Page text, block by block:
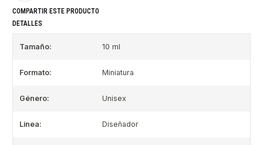
COMPARTIR ESTE PRODUCTO
DETALLES
Tamaño: 10 ml
Formato: Miniatura
Género: Unisex
Linea: Diseñador